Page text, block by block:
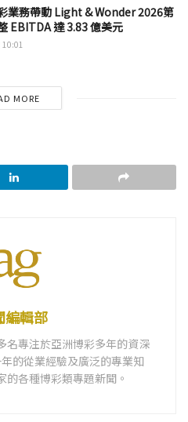
業務帶動 Light & Wonder 2026第
EBITDA 達 3.83 億美元
10:01
MORE
編輯部
名專注於亞洲博彩多年的資深
的從業經驗及廣泛的專業知
的各種博彩類專題新聞。